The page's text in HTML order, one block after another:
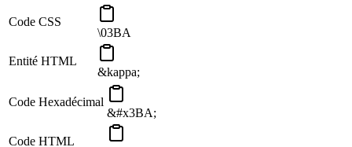
pour représenter la Kappa de Cohen, une statistique qui
mesure l'accord inter-ratères pour des éléments qualitatifs. Il
est couramment utilisé dans des domaines tels que la
psychologie, la médecine et les sciences sociales.
Curvature: En mathématiques, Kappa est parfois utilisé pour
désigner la courbure dans la géométrie différentielle et le
calcul.
Statistique Mesure : Kappa de Cohen
Code CSS
\03BA
Entité HTML
&kappa;
Code Hexadécimal
&#x3BA;
Code HTML